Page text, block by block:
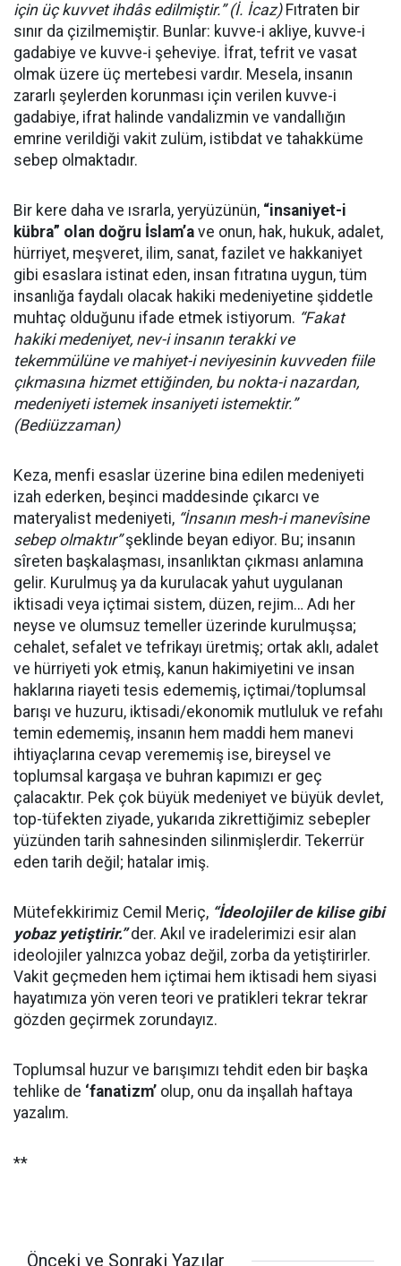
için üç kuvvet ihdâs edilmiştir.” (İ. İcaz)Fıtraten bir
sınır da çizilmemiştir. Bunlar: kuvve-i akliye, kuvve-i
gadabiye ve kuvve-i şeheviye. İfrat, tefrit ve vasat
olmak üzere üç mertebesi vardır. Mesela, insanın
zararlı şeylerden korunması için verilen kuvve-i
gadabiye, ifrat halinde vandalizmin ve vandallığın
emrine verildiği vakit zulüm, istibdat ve tahakküme
sebep olmaktadır.
Bir kere daha ve ısrarla, yeryüzünün, “insaniyet-i
kübra” olan doğru İslam’a ve onun, hak, hukuk, adalet,
hürriyet, meşveret, ilim, sanat, fazilet ve hakkaniyet
gibi esaslara istinat eden, insan fıtratına uygun, tüm
insanlığa faydalı olacak hakiki medeniyetine şiddetle
muhtaç olduğunu ifade etmek istiyorum. “Fakat
hakiki medeniyet, nev-i insanın terakki ve
tekemmülüne ve mahiyet-i neviyesinin kuvveden fiile
çıkmasına hizmet ettiğinden, bu nokta-i nazardan,
medeniyeti istemek insaniyeti istemektir.”
(Bediüzzaman)
Keza, menfi esaslar üzerine bina edilen medeniyeti
izah ederken, beşinci maddesinde çıkarcı ve
materyalist medeniyeti, “İnsanın mesh-i manevîsine
sebep olmaktır”şeklinde beyan ediyor. Bu; insanın
sîreten başkalaşması, insanlıktan çıkması anlamına
gelir. Kurulmuş ya da kurulacak yahut uygulanan
iktisadi veya içtimai sistem, düzen, rejim… Adı her
neyse ve olumsuz temeller üzerinde kurulmuşsa;
cehalet, sefalet ve tefrikayı üretmiş; ortak aklı, adalet
ve hürriyeti yok etmiş, kanun hakimiyetini ve insan
haklarına riayeti tesis edememiş, içtimai/toplumsal
barışı ve huzuru, iktisadi/ekonomik mutluluk ve refahı
temin edememiş, insanın hem maddi hem manevi
ihtiyaçlarına cevap verememiş ise, bireysel ve
toplumsal kargaşa ve buhran kapımızı er geç
çalacaktır. Pek çok büyük medeniyet ve büyük devlet,
top-tüfekten ziyade, yukarıda zikrettiğimiz sebepler
yüzünden tarih sahnesinden silinmişlerdir. Tekerrür
eden tarih değil; hatalar imiş.
Mütefekkirimiz Cemil Meriç, “İdeolojiler de kilise gibi
yobaz yetiştirir.”der. Akıl ve iradelerimizi esir alan
ideolojiler yalnızca yobaz değil, zorba da yetiştirirler.
Vakit geçmeden hem içtimai hem iktisadi hem siyasi
hayatımıza yön veren teori ve pratikleri tekrar tekrar
gözden geçirmek zorundayız.
Toplumsal huzur ve barışımızı tehdit eden bir başka
tehlike de ‘fanatizm’ olup, onu da inşallah haftaya
yazalım.
**
Önceki ve Sonraki Yazılar